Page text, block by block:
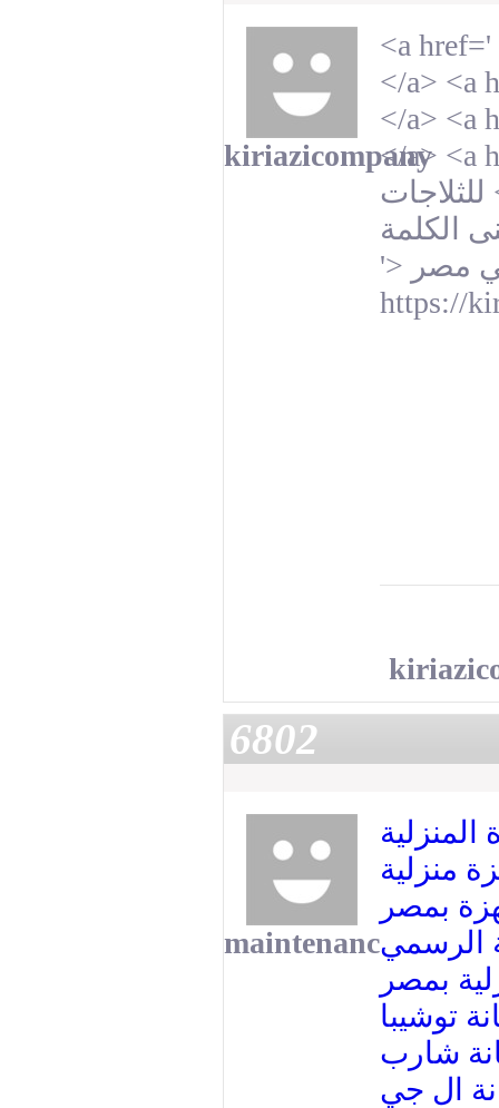
kiriazicompany
<a
</a> <a
</a> <a
</a> <a
للثلاجات
الكلمة
'> مصر
https://
6802
maintenanc
المنزلية
منزلية
بمصر
الرسمي
بمصر
توشيبا
شارب
ال جي